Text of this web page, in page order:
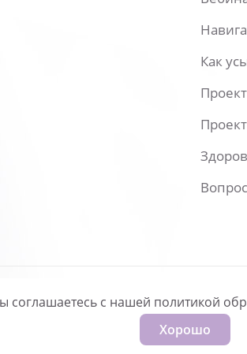
Как
соглашаетесь с нашей политикой
Хорошо